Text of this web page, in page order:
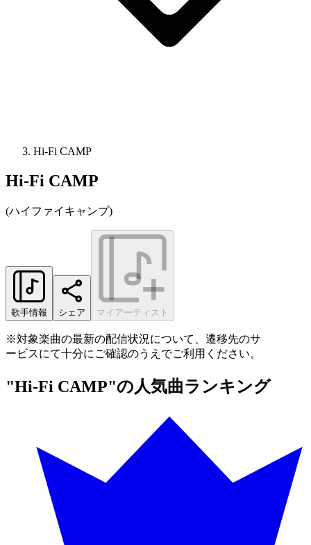
Hi-Fi CAMP
Hi-Fi CAMP
(ハイファイキャンプ)
歌手情報 シェア マイアーティスト
※対象楽曲の最新の配信状況について、遷移先のサ
ービスにて十分にご確認のうえでご利用ください。
"Hi-Fi CAMP"の人気曲ランキング